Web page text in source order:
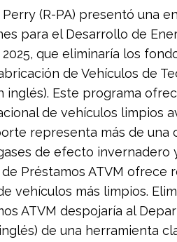
(R-PA) presentó una
para el Desarrollo de
que eliminaría los
de Vehículos de
inglés). Este programa
de vehículos limpios
representa más de una
de efecto invernadero
Préstamos ATVM ofrece
vehículos más limpios.
ATVM despojaría al
de una herramienta